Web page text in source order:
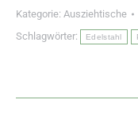
Kategorie: Ausziehtische
Schlagwörter:
Edelstahl